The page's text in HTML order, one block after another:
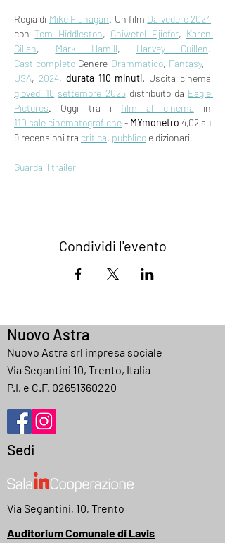
Regia di Mike Flanagan. Un film Da vedere 2024
con Tom Hiddleston, Chiwetel Ejiofor, Karen
Gillan, Mark Hamill, Harvey Guillen
Cast completo Genere Drammatico, Fantasy
USA, 2024, durata 110 minuti.
giovedì 18 settembre 2025 distribuito da Eagle
Pictures. Oggi tra i film al cinema
110 sale cinematografiche - MYmonetro 4,02 su
9 recensioni tra critica, pubblico e dizionari.
Guarda il trailer
Condividi l'evento
Nuovo Astra
Nuovo Astra srl impresa sociale
Via Segantini 10, Trento, Italia
P.I. e C.F. 02651360220
Sedi
Via Segantini, 10, Trento
Auditorium Comunale di Lavis